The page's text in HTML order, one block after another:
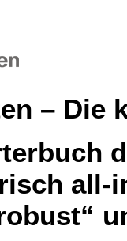
– Die
all-